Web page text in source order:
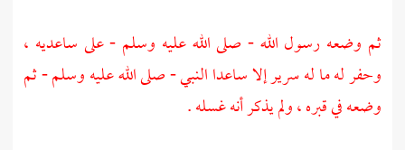
ثم وضعه رسول الله - صلى الله عليه وسلم - على ساعديه ،
وحفر له ما له سرير إلا ساعدا النبي - صلى الله عليه وسلم - ثم
وضعه في قبره ، ولم يذكر أنه غسله .